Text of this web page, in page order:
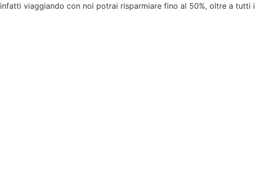
infatti viaggiando con noi potrai risparmiare fino al 50%, oltre a tutti